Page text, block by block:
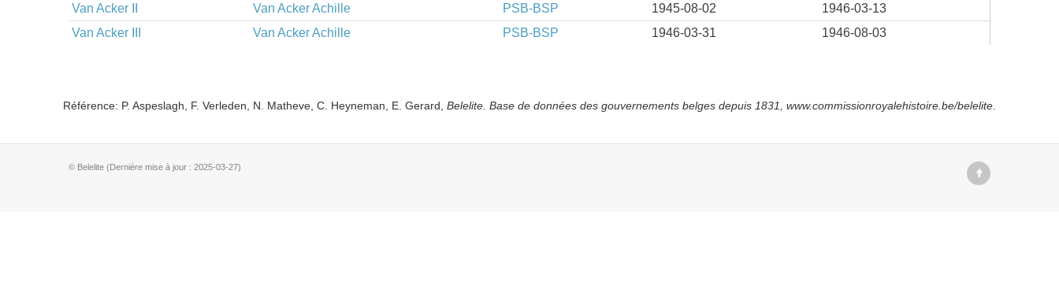
Van Acker II
Van Acker Achille PSB-BSP 1945-08-02
1946-03-13
Van Acker III
Van Acker Achille PSB-BSP 1946-03-31 1946-08-03
Référence: P. Aspeslagh, F. Verleden, N. Matheve, C. Heyneman, E. Gerard, Belelite. Base de données des gouvernements belges depuis 1831, www.commissionroyalehistoire.be/belelite
© Belelite (Dernière mise à jour : 2025-03-27)